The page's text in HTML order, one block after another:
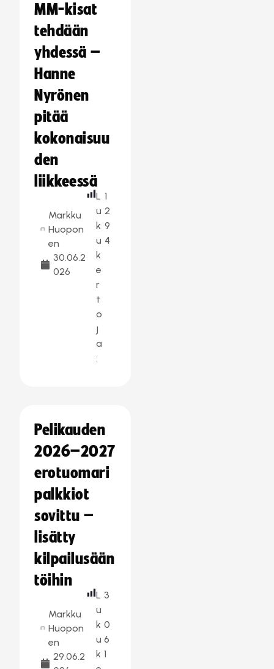
MM-kisat
tehdään
yhdessä –
Hanne
Nyrönen
pitää
kokonaisuu
den
liikkeessä
Markku
Huopon
en
30.06.2
026
L
u
k
u
k
e
r
t
o
j
a
:
1
2
9
4
Pelikauden
2026–2027
erotuomari
palkkiot
sovittu –
lisätty
kilpailusään
töihin
Markku
Huopon
en
29.06.2
L
u
k
u
k
3
0
6
1